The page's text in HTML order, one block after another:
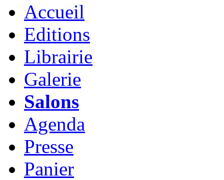
Accueil
Editions
Librairie
Galerie
Salons
Agenda
Presse
Panier